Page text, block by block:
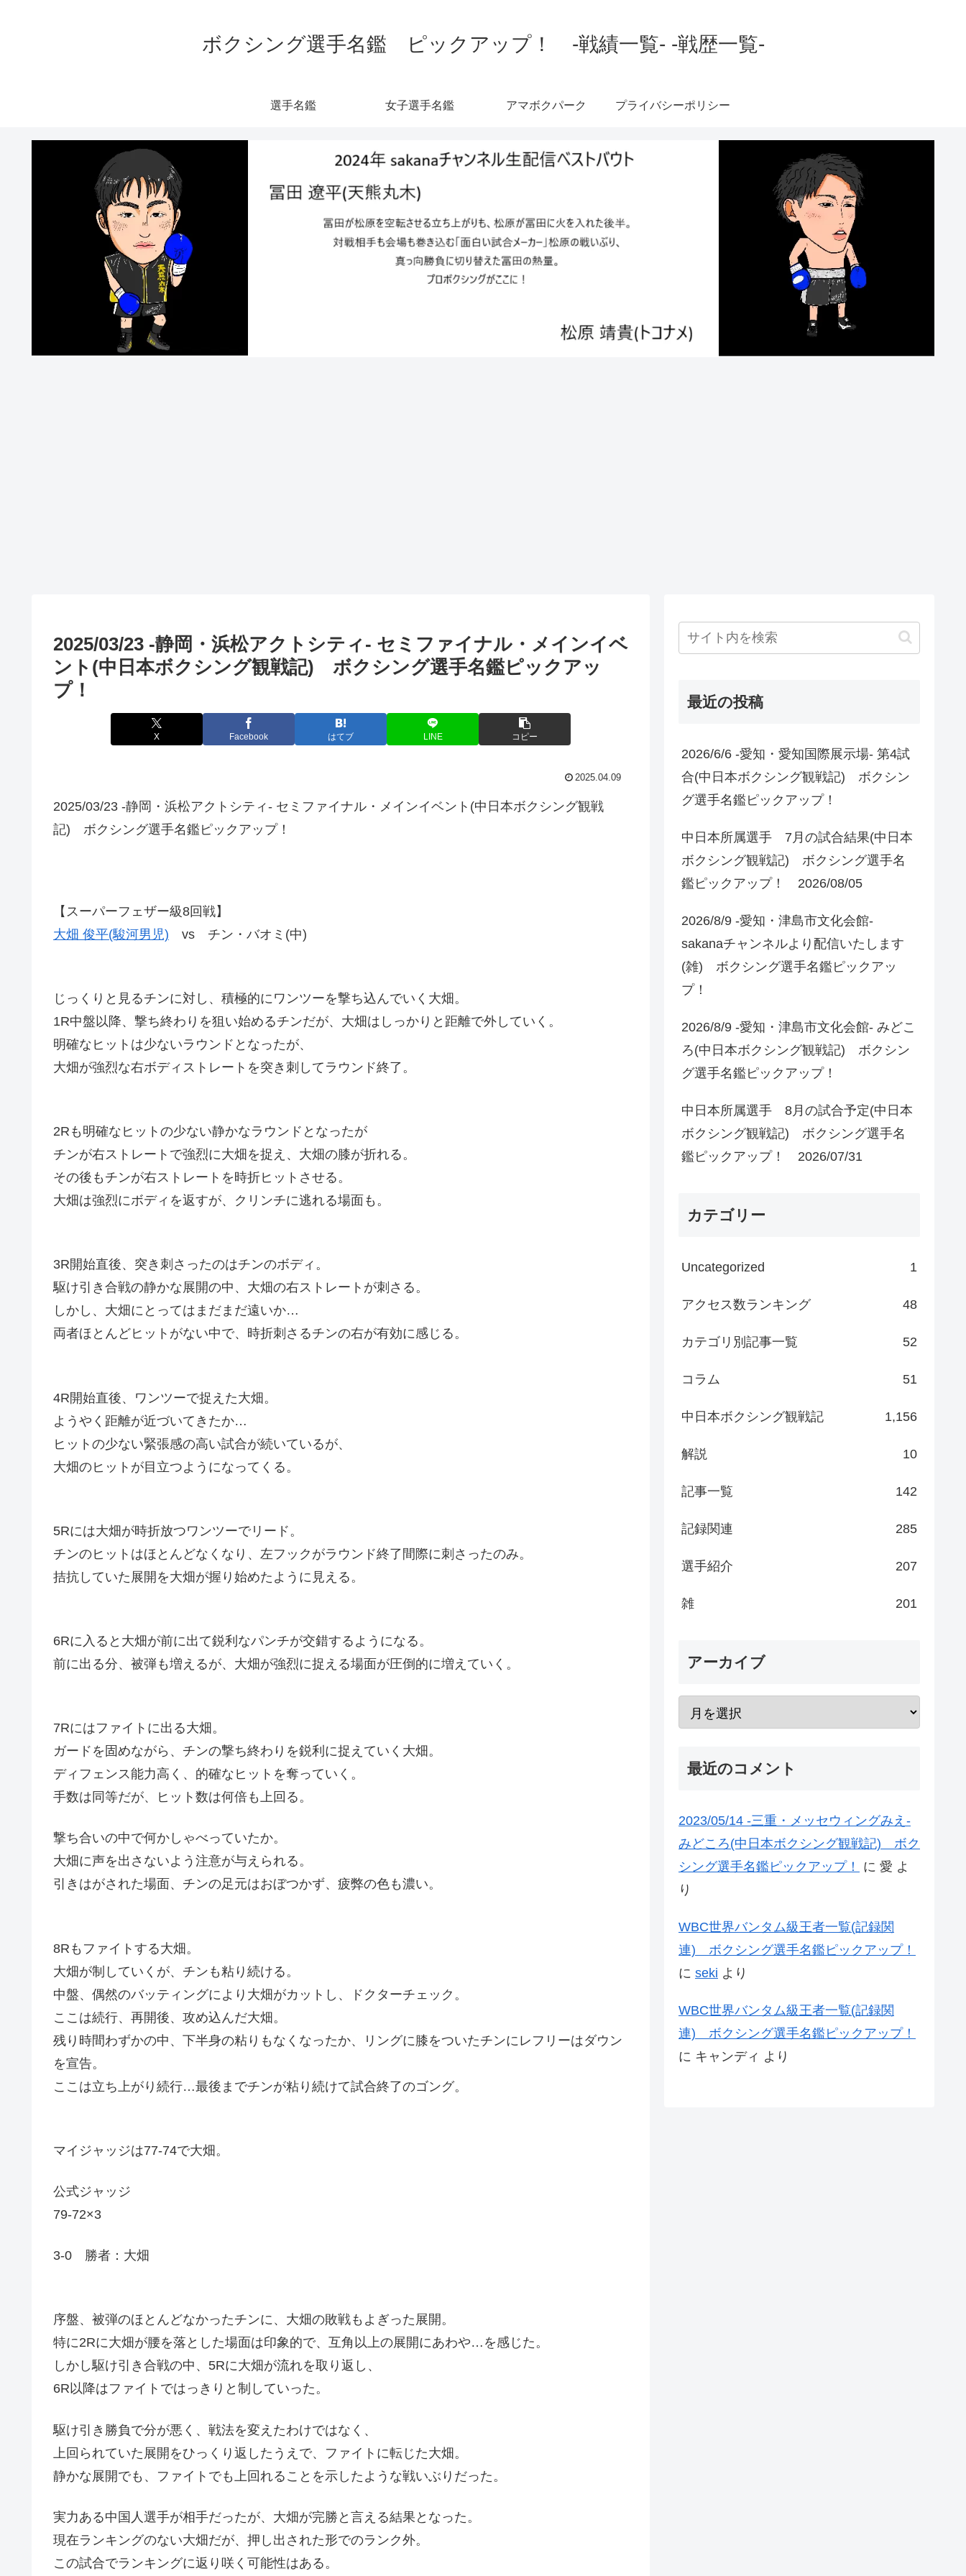
ボクシング選手名鑑 ピックアップ！ -戦績一覧- -戦歴一覧-
選手名鑑 女子選手名鑑 アマボクパーク プライバシーポリシー
2025/03/23 -静岡・浜松アクトシティ- セミファイナル・メインイベ
ント(中日本ボクシング観戦記) ボクシング選手名鑑ピックアッ
プ！
X Facebook はてブ LINE コピー
2025.04.09
2025/03/23 -静岡・浜松アクトシティ- セミファイナル・メインイベント(中日本ボクシング観戦
記) ボクシング選手名鑑ピックアップ！
【スーパーフェザー級8回戦】
大畑 俊平(駿河男児) vs チン・バオミ(中)
じっくりと見るチンに対し、積極的にワンツーを撃ち込んでいく大畑。
1R中盤以降、撃ち終わりを狙い始めるチンだが、大畑はしっかりと距離で外していく。
明確なヒットは少ないラウンドとなったが、
大畑が強烈な右ボディストレートを突き刺してラウンド終了。
2Rも明確なヒットの少ない静かなラウンドとなったが
チンが右ストレートで強烈に大畑を捉え、大畑の膝が折れる。
その後もチンが右ストレートを時折ヒットさせる。
大畑は強烈にボディを返すが、クリンチに逃れる場面も。
3R開始直後、突き刺さったのはチンのボディ。
駆け引き合戦の静かな展開の中、大畑の右ストレートが刺さる。
しかし、大畑にとってはまだまだ遠いか…
両者ほとんどヒットがない中で、時折刺さるチンの右が有効に感じる。
4R開始直後、ワンツーで捉えた大畑。
ようやく距離が近づいてきたか…
ヒットの少ない緊張感の高い試合が続いているが、
大畑のヒットが目立つようになってくる。
5Rには大畑が時折放つワンツーでリード。
チンのヒットはほとんどなくなり、左フックがラウンド終了間際に刺さったのみ。
拮抗していた展開を大畑が握り始めたように見える。
6Rに入ると大畑が前に出て鋭利なパンチが交錯するようになる。
前に出る分、被弾も増えるが、大畑が強烈に捉える場面が圧倒的に増えていく。
7Rにはファイトに出る大畑。
ガードを固めながら、チンの撃ち終わりを鋭利に捉えていく大畑。
ディフェンス能力高く、的確なヒットを奪っていく。
手数は同等だが、ヒット数は何倍も上回る。
撃ち合いの中で何かしゃべっていたか。
大畑に声を出さないよう注意が与えられる。
引きはがされた場面、チンの足元はおぼつかず、疲弊の色も濃い。
8Rもファイトする大畑。
大畑が制していくが、チンも粘り続ける。
中盤、偶然のバッティングにより大畑がカットし、ドクターチェック。
ここは続行、再開後、攻め込んだ大畑。
残り時間わずかの中、下半身の粘りもなくなったか、リングに膝をついたチンにレフリーはダウン
を宣告。
ここは立ち上がり続行…最後までチンが粘り続けて試合終了のゴング。
マイジャッジは77-74で大畑。
公式ジャッジ
79-72×3
3-0 勝者：大畑
序盤、被弾のほとんどなかったチンに、大畑の敗戦もよぎった展開。
特に2Rに大畑が腰を落とした場面は印象的で、互角以上の展開にあわや…を感じた。
しかし駆け引き合戦の中、5Rに大畑が流れを取り返し、
6R以降はファイトではっきりと制していった。
駆け引き勝負で分が悪く、戦法を変えたわけではなく、
上回られていた展開をひっくり返したうえで、ファイトに転じた大畑。
静かな展開でも、ファイトでも上回れることを示したような戦いぶりだった。
実力ある中国人選手が相手だったが、大畑が完勝と言える結果となった。
現在ランキングのない大畑だが、押し出された形でのランク外。
この試合でランキングに返り咲く可能性はある。
最近の投稿
2026/6/6 -愛知・愛知国際展示場- 第4試
合(中日本ボクシング観戦記) ボクシン
グ選手名鑑ピックアップ！
中日本所属選手 7月の試合結果(中日本
ボクシング観戦記) ボクシング選手名
鑑ピックアップ！ 2026/08/05
2026/8/9 -愛知・津島市文化会館-
sakanaチャンネルより配信いたします
(雑) ボクシング選手名鑑ピックアッ
プ！
2026/8/9 -愛知・津島市文化会館- みどこ
ろ(中日本ボクシング観戦記) ボクシン
グ選手名鑑ピックアップ！
中日本所属選手 8月の試合予定(中日本
ボクシング観戦記) ボクシング選手名
鑑ピックアップ！ 2026/07/31
カテゴリー
Uncategorized 1
アクセス数ランキング 48
カテゴリ別記事一覧 52
コラム 51
中日本ボクシング観戦記 1,156
解説 10
記事一覧 142
記録関連 285
選手紹介 207
雑 201
アーカイブ
最近のコメント
2023/05/14 -三重・メッセウィングみえ-
みどころ(中日本ボクシング観戦記) ボク
シング選手名鑑ピックアップ！
に 愛 よ
り
WBC世界バンタム級王者一覧(記録関
連) ボクシング選手名鑑ピックアップ！
に seki より
WBC世界バンタム級王者一覧(記録関
連) ボクシング選手名鑑ピックアップ！
に キャンディ より